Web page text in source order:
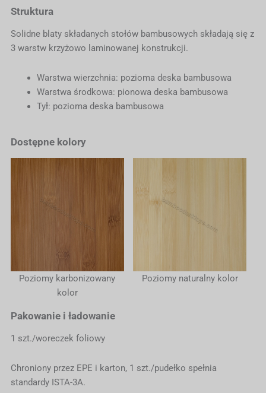
Struktura
Solidne blaty składanych stołów bambusowych składają się z
3 warstw krzyżowo laminowanej konstrukcji.
Warstwa wierzchnia: pozioma deska bambusowa
Warstwa środkowa: pionowa deska bambusowa
Tył: pozioma deska bambusowa
Dostępne kolory
Poziomy karbonizowany
kolor
Poziomy naturalny kolor
Pakowanie i ładowanie
1 szt./woreczek foliowy
Chroniony przez EPE i karton, 1 szt./pudełko spełnia
standardy ISTA-3A.